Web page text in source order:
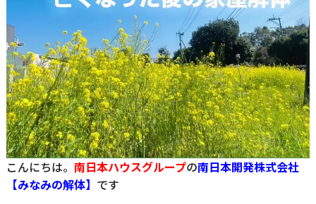
こんにちは。 南日本ハウスグループの南日本開発株式会社
【みなみの解体】 です